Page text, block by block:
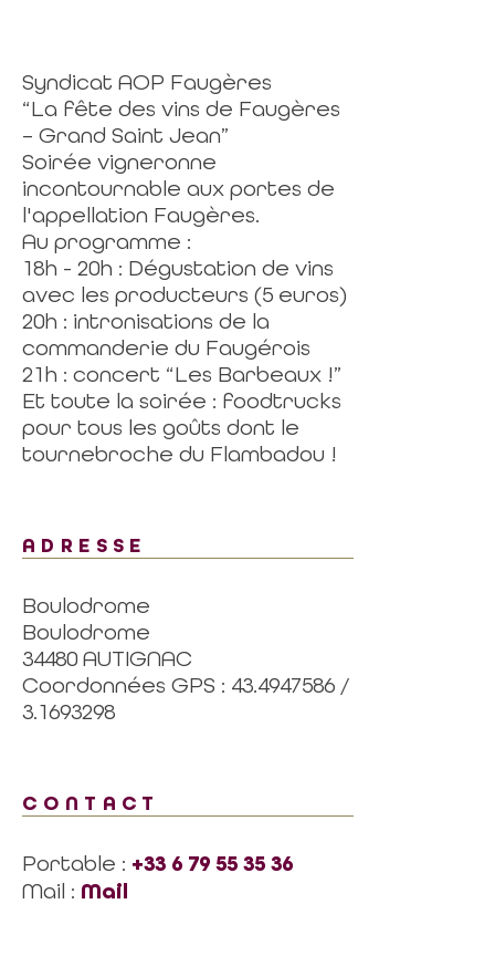
Syndicat AOP Faugères
“La fête des vins de Faugères
– Grand Saint Jean”
Soirée vigneronne
incontournable aux portes de
l'appellation Faugères.
Au programme :
18h - 20h : Dégustation de vins
avec les producteurs (5 euros)
20h : intronisations de la
commanderie du Faugérois
21h : concert “Les Barbeaux !”
Et toute la soirée : foodtrucks
pour tous les goûts dont le
tournebroche du Flambadou !
ADRESSE
Boulodrome
Boulodrome
34480 AUTIGNAC
Coordonnées GPS : 43.4947586 /
3.1693298
CONTACT
Portable : +33 6 79 55 35 36
Mail : Mail